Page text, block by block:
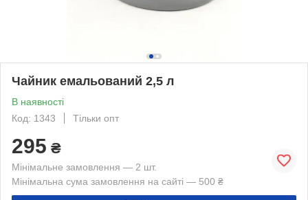
Чайник емальований 2,5 л
В наявності
Код: 1343
Тільки опт
295 ₴
Мінімальне замовлення — 2 шт.
Мінімальна сума замовлення на сайті — 500 ₴